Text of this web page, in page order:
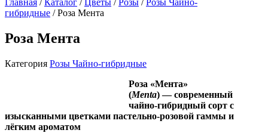
Главная /Каталог /Цветы /Розы /Розы Чайно-
гибридные / Роза Мента
Роза Мента
Категория Розы Чайно-гибридные
Роза «Мента»
(Menta) — современный
чайно‑гибридный сорт с
изысканными цветками пастельно‑розовой гаммы и
лёгким ароматом